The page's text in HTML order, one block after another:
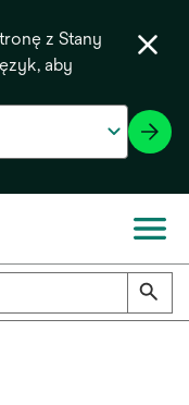
z Stany
aby